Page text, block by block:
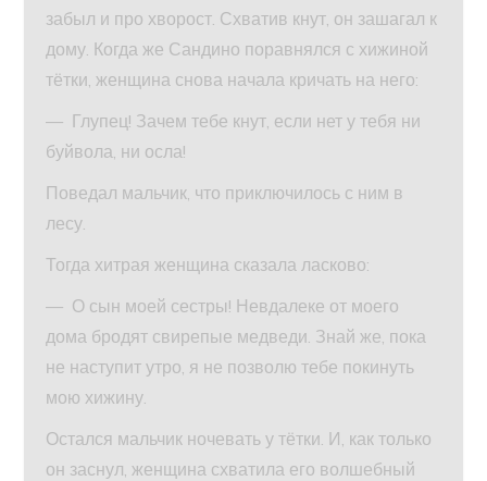
забыл и про хворост. Схватив кнут, он зашагал к
дому. Когда же Сандино поравнялся с хижиной
тётки, женщина снова начала кричать на него:
— Глупец! Зачем тебе кнут, если нет у тебя ни
буйвола, ни осла!
Поведал мальчик, что приключилось с ним в
лесу.
Тогда хитрая женщина сказала ласково:
— О сын моей сестры! Невдалеке от моего
дома бродят свирепые медведи. Знай же, пока
не наступит утро, я не позволю тебе покинуть
мою хижину.
Остался мальчик ночевать у тётки. И, как только
он заснул, женщина схватила его волшебный